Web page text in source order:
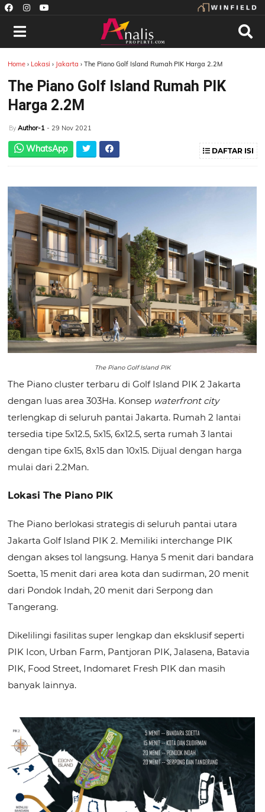
Home › Lokasi › Jakarta› The Piano Golf Island Rumah PIK Harga 2.2M
The Piano Golf Island Rumah PIK
Harga 2.2M
By Author-1 - 29 Nov 2021
WhatsApp DAFTAR ISI
The Piano Golf Island PIK
The Piano cluster terbaru di Golf Island PIK 2 Jakarta
dengan luas area 303Ha. Konsep waterfront city
terlengkap di seluruh pantai Jakarta. Rumah 2 lantai
tersedia tipe 5x12.5, 5x15, 6x12.5, serta rumah 3 lantai
dengan tipe 6x15, 8x15 dan 10x15. Dijual dengan harga
mulai dari 2.2Man.
Lokasi The Piano PIK
The Piano berlokasi strategis di seluruh pantai utara
Jakarta Golf Island PIK 2. Memiliki interchange PIK
dengan akses tol langsung. Hanya 5 menit dari bandara
Soetta, 15 menit dari area kota dan sudirman, 20 menit
dari Pondok Indah, 20 menit dari Serpong dan
Tangerang.
Dikelilingi fasilitas super lengkap dan eksklusif seperti
PIK Icon, Urban Farm, Pantjoran PIK, Jalasena, Batavia
PIK, Food Street, Indomaret Fresh PIK dan masih
banyak lainnya.